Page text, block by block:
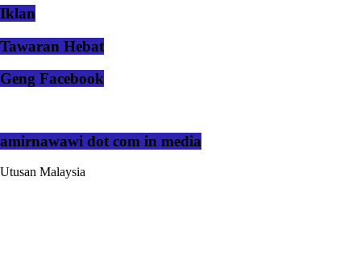
Iklan
Tawaran Hebat
Geng Facebook
amirnawawi dot com in media
Utusan Malaysia